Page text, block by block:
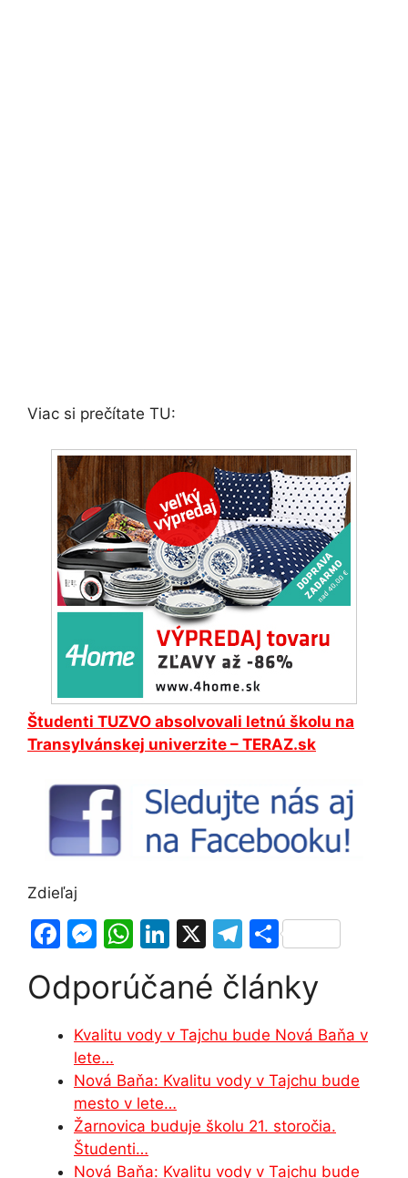
Viac si prečítate TU:
Študenti TUZVO absolvovali letnú školu na
Transylvánskej univerzite – TERAZ.sk
Zdieľaj
F
c
e
b
o
o
k
M
s
s
e
n
g
er
W
at
A
p
p
Li
k
e
dI
n
X
T
e
gr
a
m
S
ar
e
Odporúčané články
Kvalitu vody v Tajchu bude Nová Baňa v
lete…
Nová Baňa: Kvalitu vody v Tajchu bude
mesto v lete…
Žarnovica buduje školu 21. storočia.
Študenti…
Nová Baňa: Kvalitu vody v Tajchu bude